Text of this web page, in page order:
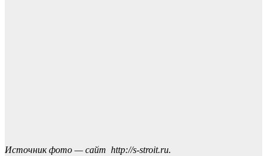
Источник фото — сайт http://s-stroit.ru.